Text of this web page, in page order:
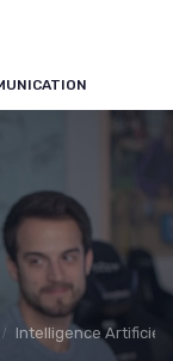
Intelligence